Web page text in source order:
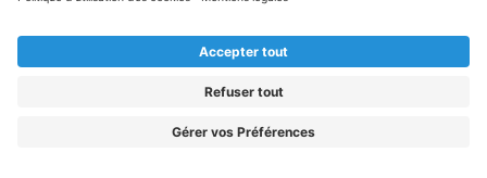
Téléphone :03 90 40 47 90